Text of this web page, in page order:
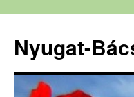
Nyugat-